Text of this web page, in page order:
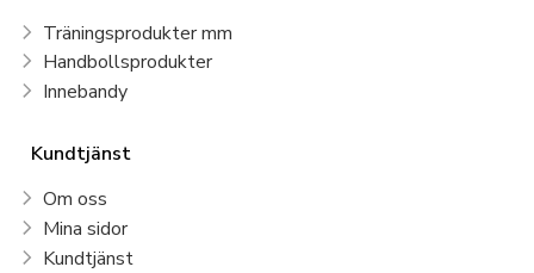
Träningsprodukter mm
Handbollsprodukter
Innebandy
Kundtjänst
Om oss
Mina sidor
Kundtjänst